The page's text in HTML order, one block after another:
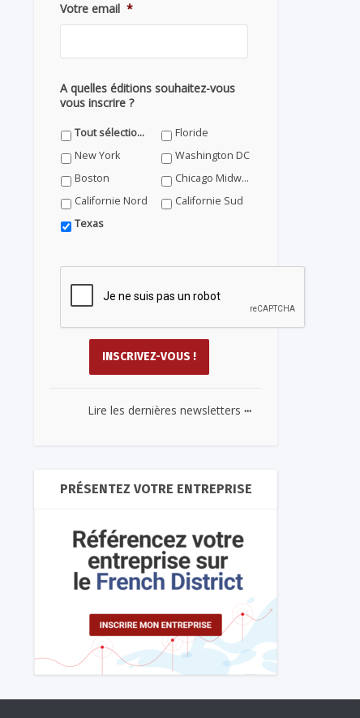
Votre email *
A quelles éditions souhaitez-vous
vous inscrire ?
Tout sélectionner
Floride
New York
Washington DC
Boston
Chicago Midwest
Californie Nord
Californie Sud
Texas
Lire les dernières newsletters ...
PRÉSENTEZ VOTRE ENTREPRISE